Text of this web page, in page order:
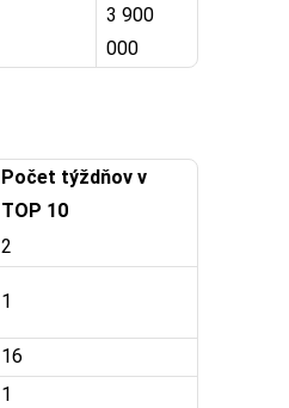
3 900
000
Počet týždňov v
TOP 10
2
1
16
1